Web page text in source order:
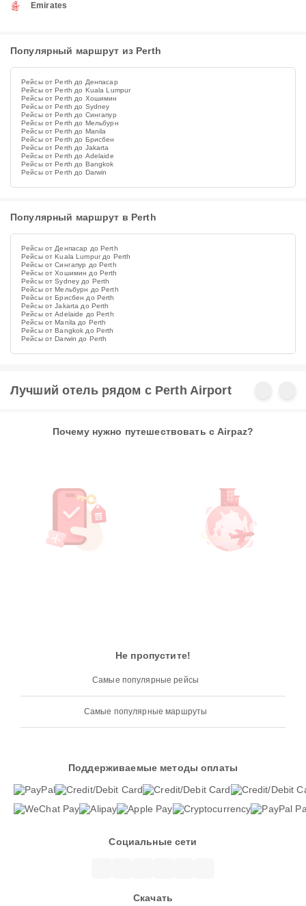
Emirates
Популярный маршрут из Perth
Рейсы от Perth до Денпасар
Рейсы от Perth до Kuala Lumpur
Рейсы от Perth до Хошимин
Рейсы от Perth до Sydney
Рейсы от Perth до Сингапур
Рейсы от Perth до Мельбурн
Рейсы от Perth до Manila
Рейсы от Perth до Брисбен
Рейсы от Perth до Jakarta
Рейсы от Perth до Adelaide
Рейсы от Perth до Bangkok
Рейсы от Perth до Darwin
Популярный маршрут в Perth
Рейсы от Денпасар до Perth
Рейсы от Kuala Lumpur до Perth
Рейсы от Сингапур до Perth
Рейсы от Хошимин до Perth
Рейсы от Sydney до Perth
Рейсы от Мельбурн до Perth
Рейсы от Брисбен до Perth
Рейсы от Jakarta до Perth
Рейсы от Adelaide до Perth
Рейсы от Manila до Perth
Рейсы от Bangkok до Perth
Рейсы от Darwin до Perth
Лучший отель рядом с Perth Airport
Почему нужно путешествовать с Airpaz?
Не пропустите!
Самые популярные рейсы
Самые популярные маршруты
Поддерживаемые методы оплаты
Социальные сети
Скачать